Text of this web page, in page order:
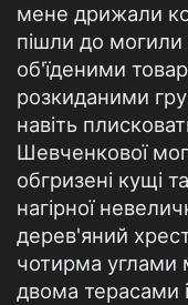
мене дрижали
пішли до
об'їденими
розкиданими
навіть
Шевченкової
обгризені кущі
нагірної
дерев'яний
чотирма углами
двома терасами